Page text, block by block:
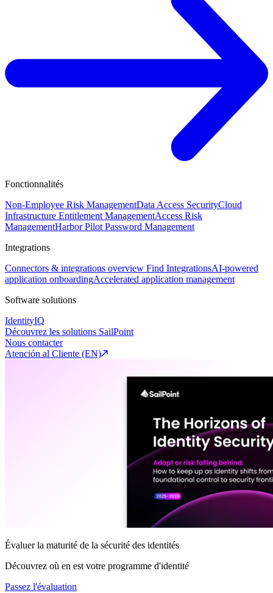
Fonctionnalités
Non-Employee Risk ManagementData Access SecurityCloud
Infrastructure Entitlement ManagementAccess Risk
ManagementHarbor Pilot Password Management
Integrations
Connectors & integrations overview Find IntegrationsAI-powered
application onboardingAccelerated application management
Software solutions
IdentityIQ
Découvrez les solutions SailPoint
Nous contacter
Atención al Cliente (EN)
Évaluer la maturité de la sécurité des identités
Découvrez où en est votre programme d'identité
Passez l'évaluation